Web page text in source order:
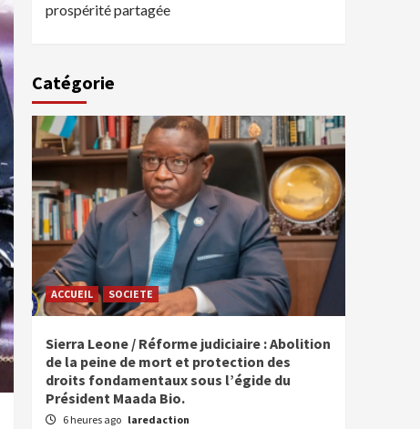
prospérité partagée
Catégorie
ACCUEIL SOCIETE
Sierra Leone / Réforme judiciaire : Abolition
de la peine de mort et protection des
droits fondamentaux sous l’égide du
Président Maada Bio.
6 heures ago laredaction